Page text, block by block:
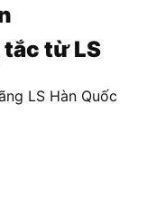
tắc từ LS
LS Hàn Quốc